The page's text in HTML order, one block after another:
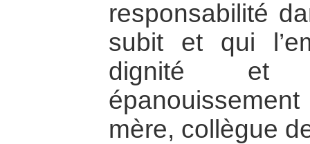
responsabilité
subit et qui
dignité et
mère, collègue